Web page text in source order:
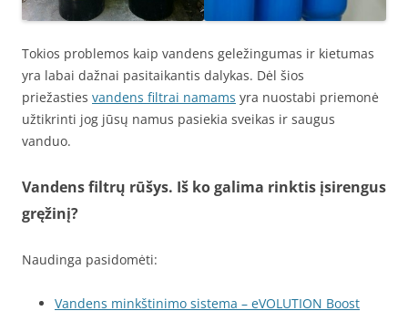
Tokios problemos kaip vandens geležingumas ir kietumas
yra labai dažnai pasitaikantis dalykas. Dėl šios
priežasties vandens filtrai namams yra nuostabi priemonė
užtikrinti jog jūsų namus pasiekia sveikas ir saugus
vanduo.
Vandens filtrų rūšys. Iš ko galima rinktis įsirengus
gręžinį?
Naudinga pasidomėti:
Vandens minkštinimo sistema – eVOLUTION Boost